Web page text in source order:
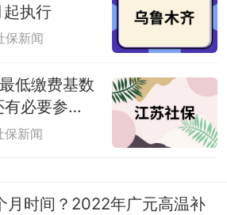
执行
保新闻
低缴费基数
必要参保
保新闻
月时间？2022年广元高温补